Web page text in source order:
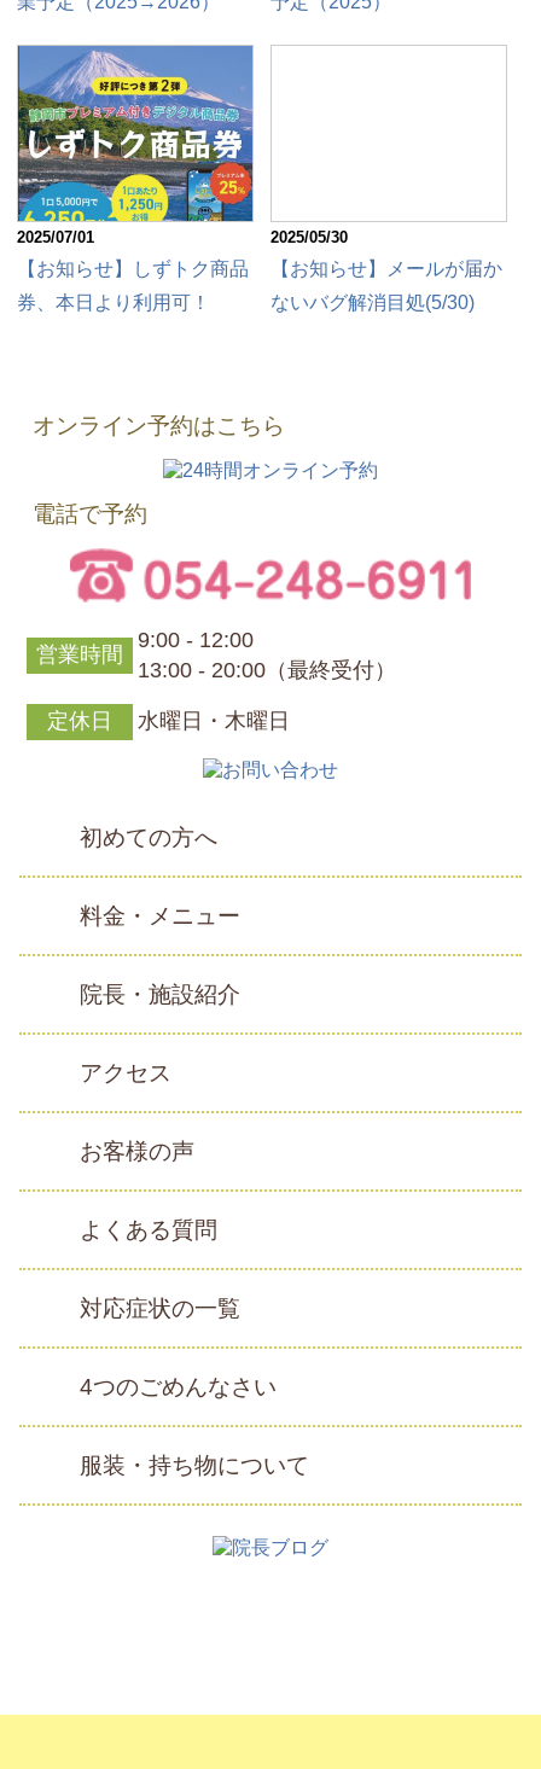
2025/07/01
【お知らせ】しずトク商品
券、本日より利用可！
2025/05/30
【お知らせ】メールが届か
ないバグ解消目処(5/30)
オンライン予約はこちら
電話で予約
営業時間
9:00 - 12:00
13:00 - 20:00（最終受付）
定休日 水曜日・木曜日
初めての方へ
料金・メニュー
院長・施設紹介
アクセス
お客様の声
よくある質問
対応症状の一覧
4つのごめんなさい
服装・持ち物について